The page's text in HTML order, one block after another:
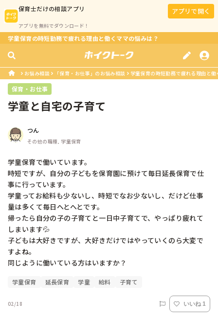
保育士だけの相談アプリ
アプリを無料でダウンロード！
アプリで開く
学童保育の時短勤務で疲れる理由と働くママの悩みは？
お悩み相談 「保育・お仕事」のお悩み相談 学童保育の時短勤務で疲れる理由と
保育・お仕事
学童と自宅の子育て
つん
その他の職種, 学童保育
学童保育で働いています。
時短ですが、自分の子どもを保育園に預けて毎日延長保育で仕
事に行っています。
学童ってお給料も少ないし、時短でなお少ないし、だけど仕事
量は多くて毎日へとへとです。
帰ったら自分の子の子育てと一日中子育てで、やっぱり疲れて
しまいます💦
子どもは大好きですが、大好きだけではやっていくのら大変で
すよね。
同じように働いている方はいますか？
学童保育 延長保育 学童 給料 子育て
02/18 いいね 1